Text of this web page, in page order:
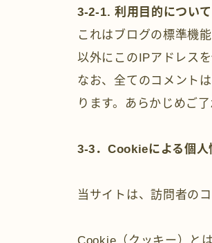
3-2-1. 利用目的について
これはブログの標準機
以外にこのIPアドレス
なお、全てのコメント
ります。あらかじめご了
3-3．Cookieによる個人
当サイトは、訪問者の
Cookie（クッキー）と